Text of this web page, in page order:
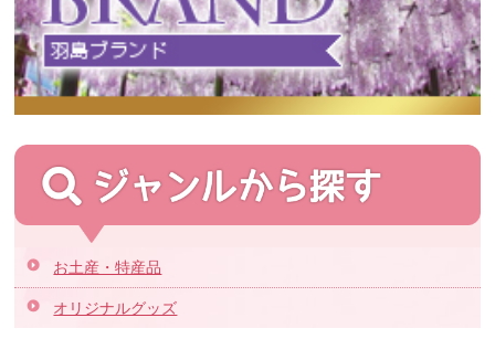
お土産・特産品
オリジナルグッズ